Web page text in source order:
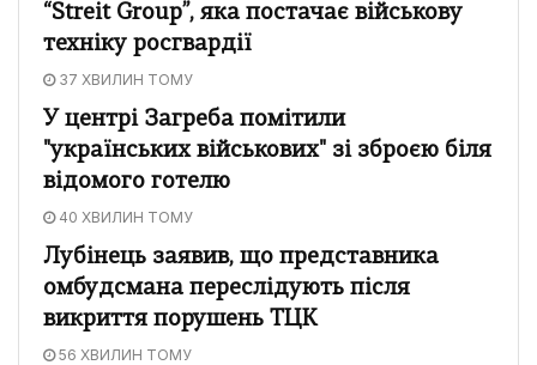
“Streit Group”, яка постачає військову
техніку росгвардії
37 ХВИЛИН ТОМУ
У центрі Загреба помітили
"українських військових" зі зброєю біля
відомого готелю
40 ХВИЛИН ТОМУ
Лубінець заявив, що представника
омбудсмана переслідують після
викриття порушень ТЦК
56 ХВИЛИН ТОМУ